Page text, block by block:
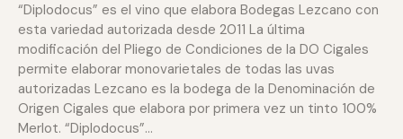
“Diplodocus” es el vino que elabora Bodegas Lezcano con
esta variedad autorizada desde 2011 La última
modificación del Pliego de Condiciones de la DO Cigales
permite elaborar monovarietales de todas las uvas
autorizadas Lezcano es la bodega de la Denominación de
Origen Cigales que elabora por primera vez un tinto 100%
Merlot. “Diplodocus”…